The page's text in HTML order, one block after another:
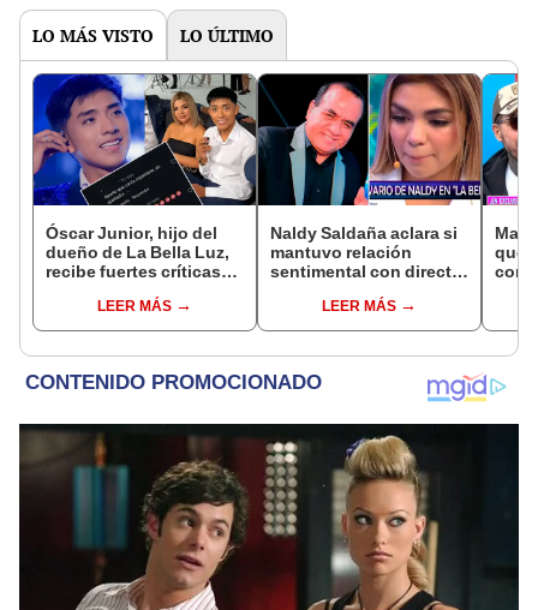
LO MÁS VISTO LO ÚLTIMO
Óscar Junior, hijo del
dueño de La Bella Luz,
recibe fuertes críticas
Naldy Saldaña:
“Apañador”
LEER MÁS
Naldy Saldaña aclara si
mantuvo relación
sentimental con director
denunciarlo por
tocamientos: “Me
LEER MÁS
que
con